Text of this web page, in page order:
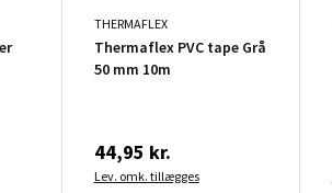
THERMAFLEX
Thermaflex PVC tape Grå
50 mm 10m
44,95 kr.
Lev. omk. tillægges